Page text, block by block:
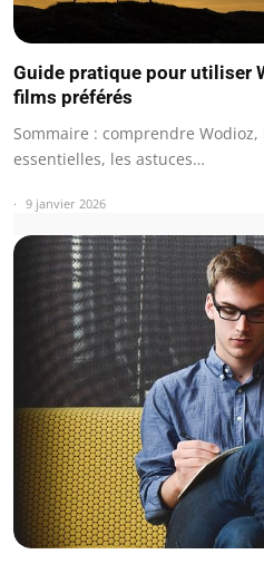
Guide pratique pour utiliser
films préférés
Sommaire : comprendre
essentielles, les astuces…
9 janvier 2026